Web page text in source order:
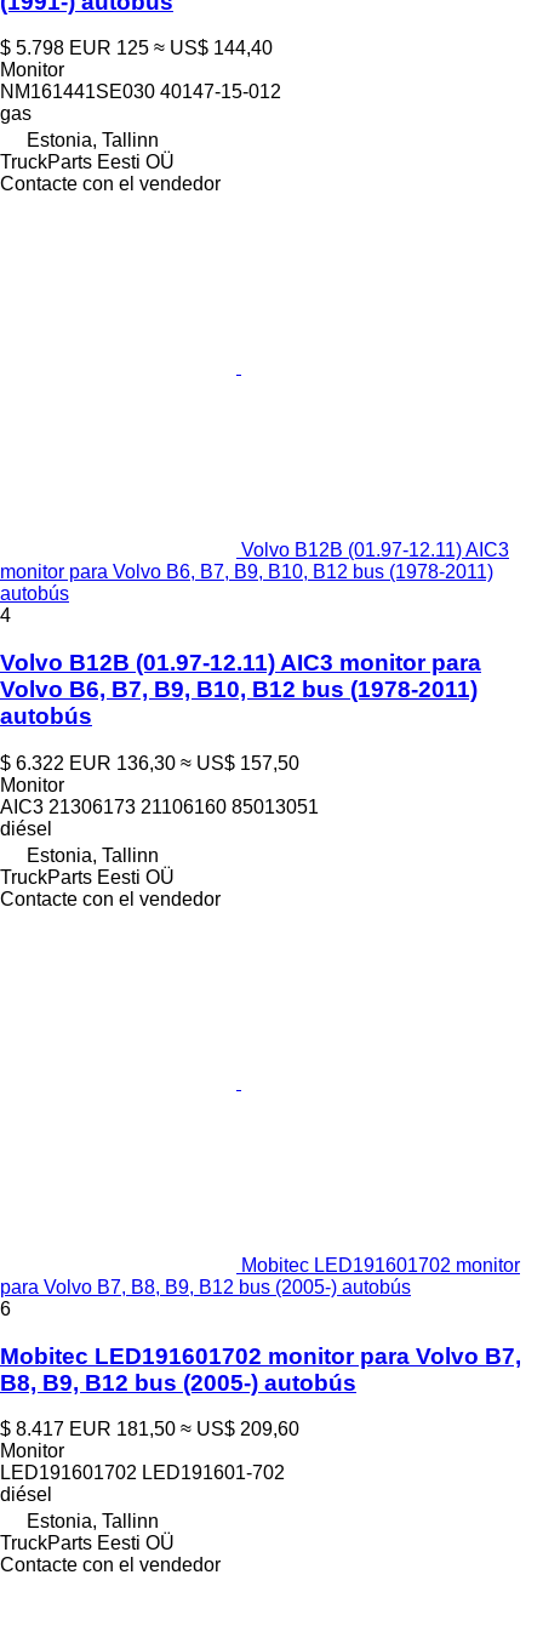
$ 5.798 EUR 125 ≈ US$ 144,40
Monitor
NM161441SE030 40147-15-012
gas
Estonia, Tallinn
TruckParts Eesti OÜ
Contacte con el vendedor
Volvo B12B (01.97-12.11) AIC3
monitor para Volvo B6, B7, B9, B10, B12 bus (1978-2011)
autobús
4
Volvo B12B (01.97-12.11) AIC3 monitor para
Volvo B6, B7, B9, B10, B12 bus (1978-2011)
autobús
$ 6.322 EUR 136,30 ≈ US$ 157,50
Monitor
AIC3 21306173 21106160 85013051
diésel
Estonia, Tallinn
TruckParts Eesti OÜ
Contacte con el vendedor
Mobitec LED191601702 monitor
para Volvo B7, B8, B9, B12 bus (2005-) autobús
6
Mobitec LED191601702 monitor para Volvo B7,
B8, B9, B12 bus (2005-) autobús
$ 8.417 EUR 181,50 ≈ US$ 209,60
Monitor
LED191601702 LED191601-702
diésel
Estonia, Tallinn
TruckParts Eesti OÜ
Contacte con el vendedor